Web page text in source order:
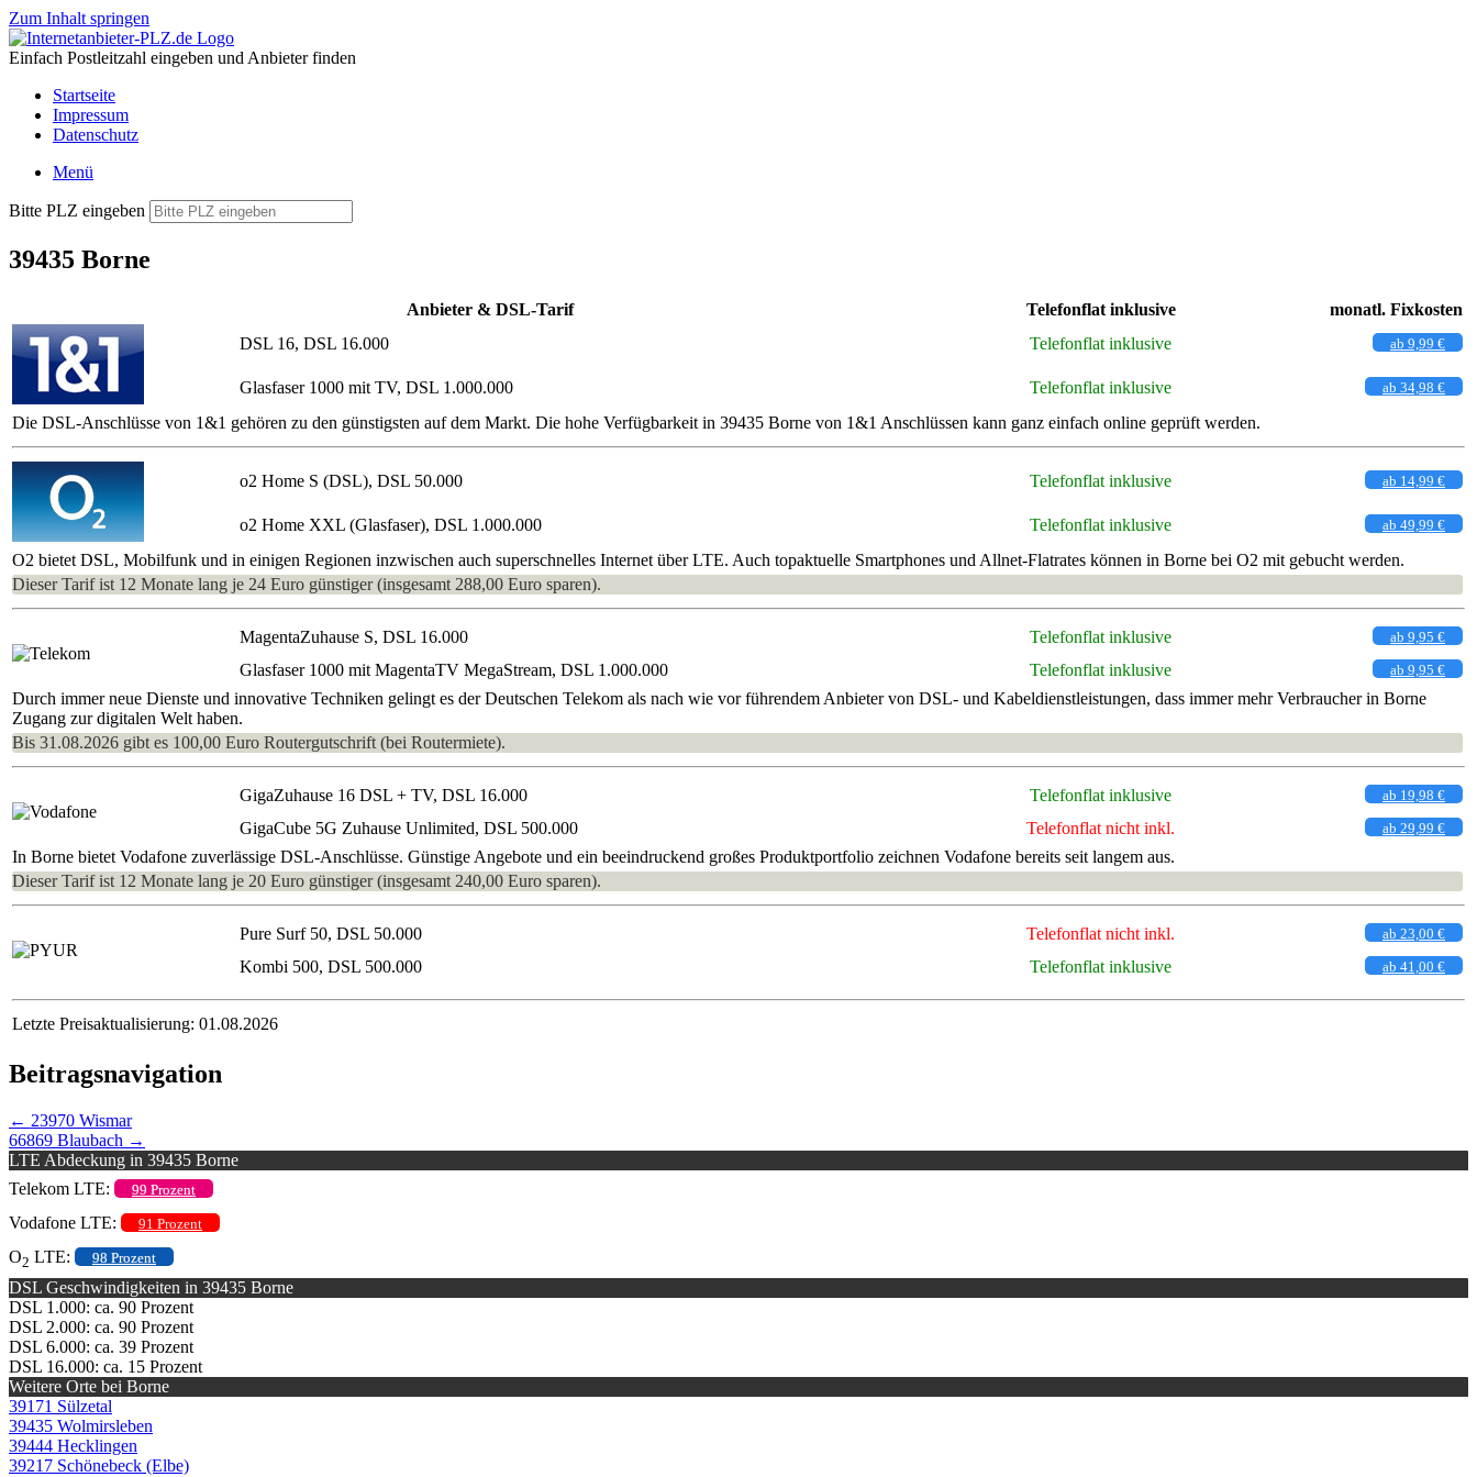
Zum Inhalt springen
Einfach Postleitzahl eingeben und Anbieter finden
Startseite
Impressum
Datenschutz
Menü
Bitte PLZ eingeben
39435 Borne
Anbieter & DSL-Tarif Telefonflat inklusive
monatl. Fixkosten
DSL 16, DSL 16.000
Telefonflat inklusive ab 9,99 €
Glasfaser 1000 mit TV, DSL 1.000.000 Telefonflat inklusive ab 34,98 €
Die DSL-Anschlüsse von 1&1 gehören zu den günstigsten auf dem Markt. Die hohe Verfügbarkeit in 39435 Borne von 1&1 Anschlüssen kann ganz einfach online geprüft werden.
o2 Home S (DSL), DSL 50.000 Telefonflat inklusive ab 14,99 €
o2 Home XXL (Glasfaser), DSL 1.000.000 Telefonflat inklusive ab 49,99 €
O2 bietet DSL, Mobilfunk und in einigen Regionen inzwischen auch superschnelles Internet über LTE. Auch topaktuelle Smartphones und Allnet-Flatrates können in Borne bei O2 mit gebucht werden.
Dieser Tarif ist 12 Monate lang je 24 Euro günstiger (insgesamt 288,00 Euro sparen).
MagentaZuhause S, DSL 16.000 Telefonflat inklusive ab 9,95 €
Glasfaser 1000 mit MagentaTV MegaStream, DSL 1.000.000 Telefonflat inklusive ab 9,95 €
Durch immer neue Dienste und innovative Techniken gelingt es der Deutschen Telekom als nach wie vor führendem Anbieter von DSL- und Kabeldienstleistungen, dass immer mehr Verbraucher in Borne
Zugang zur digitalen Welt haben.
Bis 31.08.2026 gibt es 100,00 Euro Routergutschrift (bei Routermiete).
GigaZuhause 16 DSL + TV, DSL 16.000 Telefonflat inklusive ab 19,98 €
GigaCube 5G Zuhause Unlimited, DSL 500.000 Telefonflat nicht inkl. ab 29,99 €
In Borne bietet Vodafone zuverlässige DSL-Anschlüsse. Günstige Angebote und ein beeindruckend großes Produktportfolio zeichnen Vodafone bereits seit langem aus.
Dieser Tarif ist 12 Monate lang je 20 Euro günstiger (insgesamt 240,00 Euro sparen).
Pure Surf 50, DSL 50.000 Telefonflat nicht inkl. ab 23,00 €
Kombi 500, DSL 500.000 Telefonflat inklusive ab 41,00 €
Letzte Preisaktualisierung: 01.08.2026
Beitragsnavigation
← 23970 Wismar
66869 Blaubach →
LTE Abdeckung in 39435 Borne
Telekom LTE:
99 Prozent
Vodafone LTE: 91 Prozent
O2 LTE: 98 Prozent
DSL Geschwindigkeiten in 39435 Borne
DSL 1.000: ca. 90 Prozent
DSL 2.000: ca. 90 Prozent
DSL 6.000: ca. 39 Prozent
DSL 16.000: ca. 15 Prozent
Weitere Orte bei Borne
39171 Sülzetal
39435 Wolmirsleben
39444 Hecklingen
39217 Schönebeck (Elbe)